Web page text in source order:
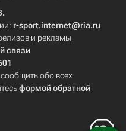
r-sport.internet@ria.ru
и рекламы
связи
обо всех
формой обратной